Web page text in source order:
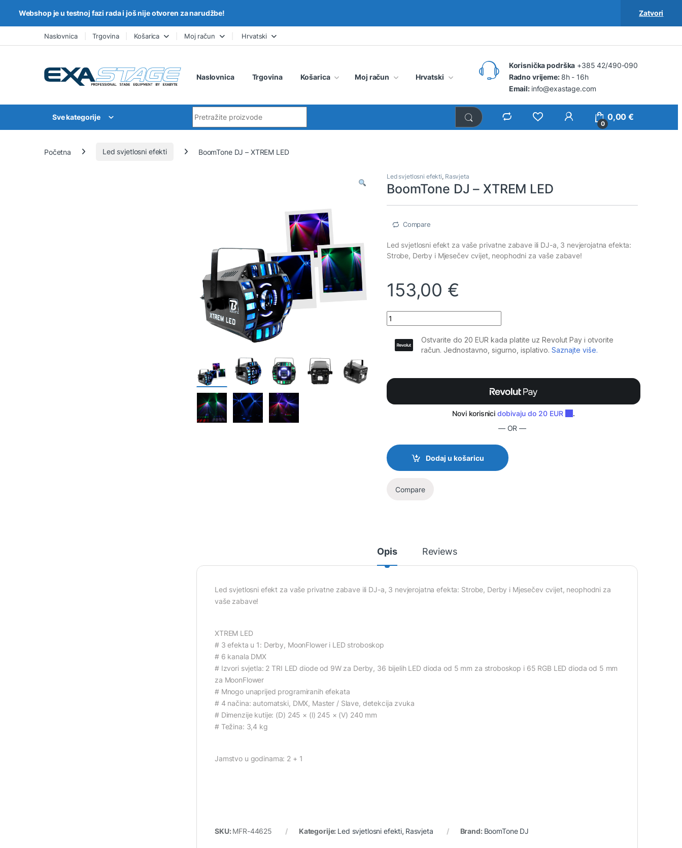
Skip to navigation
Skip to contentNaslovnica Trgovina Košarica Moj račun Hrvatski
Naslovnica Trgovina Košarica Moj račun Hrvatski
Korisnička podrška +385 42/490-090
Radno vrijeme: 8h - 16h
Email: info@exastage.com
Sve kategorije
0
0,00€
Početna Led svjetlosni efekti BoomTone DJ – XTREM LED
Led svjetlosni efekti, Rasvjeta
BoomTone DJ – XTREM LED
Compare
Led svjetlosni efekt za vaše privatne zabave ili DJ-a, 3 nevjerojatna efekta:
Strobe, Derby i Mjesečev cvijet, neophodni za vaše zabave!
153,00 €
BoomTone DJ - XTREM LED quantity
— OR —
Dodaj u košaricu
Compare
Opis Reviews
Led svjetlosni efekt za vaše privatne zabave ili DJ-a, 3 nevjerojatna efekta: Strobe, Derby i Mjesečev cvijet, neophodni za
vaše zabave!
XTREM LED
# 3 efekta u 1: Derby, MoonFlower i LED stroboskop
# 6 kanala DMX
# Izvori svjetla: 2 TRI LED diode od 9W za Derby, 36 bijelih LED dioda od 5 mm za stroboskop i 65 RGB LED dioda od 5 mm
za MoonFlower
# Mnogo unaprijed programiranih efekata
# 4 načina: automatski, DMX, Master / Slave, detekcija zvuka
# Dimenzije kutije: (D) 245 × (l) 245 × (V) 240 mm
# Težina: 3,4 kg
Jamstvo u godinama: 2 + 1
SKU:MFR-44625 Kategorije: Led svjetlosni efekti, Rasvjeta Brand: BoomTone DJ
Webshop je u testnoj fazi rada i još nije otvoren za narudžbe! Zatvori